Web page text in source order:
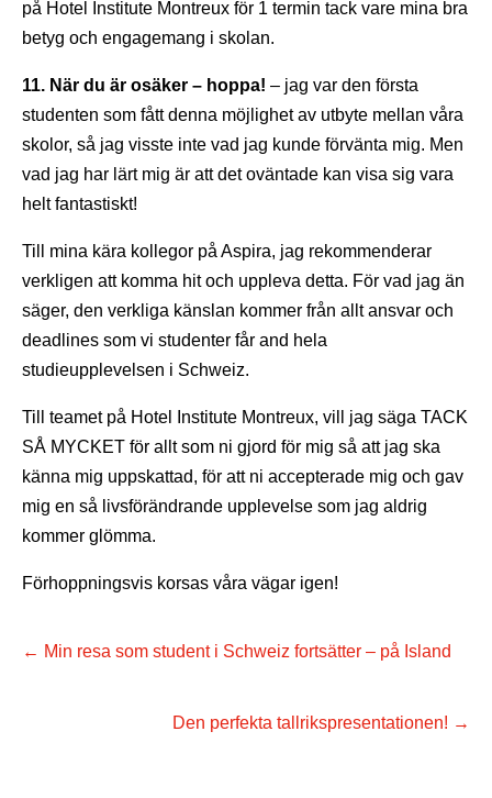
på Hotel Institute Montreux för 1 termin tack vare mina bra
betyg och engagemang i skolan.
11. När du är osäker – hoppa! ­– jag var den första
studenten som fått denna möjlighet av utbyte mellan våra
skolor, så jag visste inte vad jag kunde förvänta mig. Men
vad jag har lärt mig är att det oväntade kan visa sig vara
helt fantastiskt!
Till mina kära kollegor på Aspira, jag rekommenderar
verkligen att komma hit och uppleva detta. För vad jag än
säger, den verkliga känslan kommer från allt ansvar och
deadlines som vi studenter får and hela
studieupplevelsen i Schweiz.
Till teamet på Hotel Institute Montreux, vill jag säga TACK
SÅ MYCKET för allt som ni gjord för mig så att jag ska
känna mig uppskattad, för att ni accepterade mig och gav
mig en så livsförändrande upplevelse som jag aldrig
kommer glömma.
Förhoppningsvis korsas våra vägar igen!
← Min resa som student i Schweiz fortsätter – på Island
Den perfekta tallrikspresentationen! →